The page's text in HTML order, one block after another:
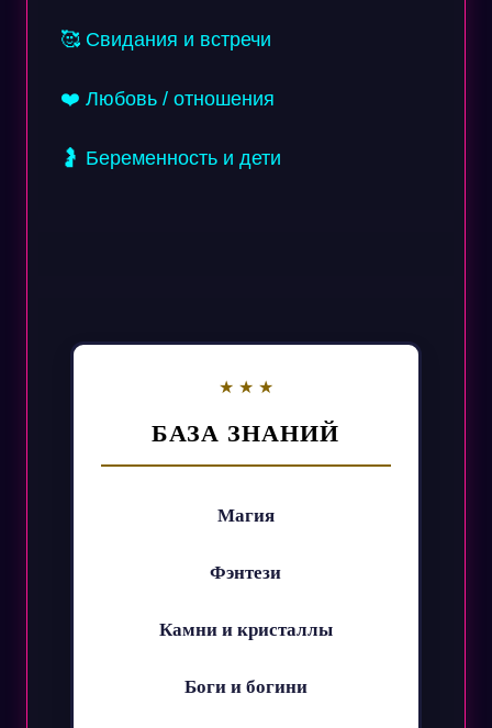
🥰 Свидания и встречи
❤️ Любовь / отношения
🤰 Беременность и дети
БАЗА ЗНАНИЙ
Магия
Фэнтези
Камни и кристаллы
Боги и богини